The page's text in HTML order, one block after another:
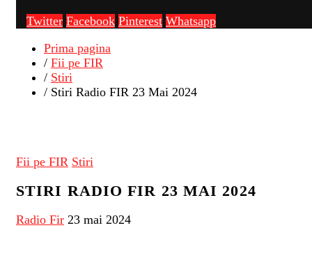
Twitter Facebook Pinterest Whatsapp
Prima pagina
/ Fii pe FIR
/ Stiri
/ Stiri Radio FIR 23 Mai 2024
Fii pe FIR Stiri
STIRI RADIO FIR 23 MAI 2024
Radio Fir 23 mai 2024